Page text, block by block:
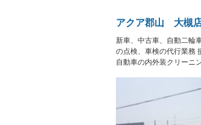
－ Bluetooth接続
－ レンタカーアップ
－
ヘッドライトウォッ
ー
－ LEDヘッドランプ
ETC
ランフラットタイヤ
－
アクア郡山 大槻
新車、中古車、自動二輪
の点検、車検の代行業務
自動車の内外装クリーニ